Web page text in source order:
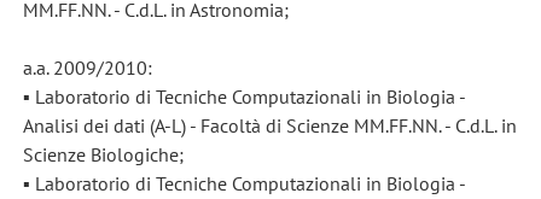
MM.FF.NN. - C.d.L. in Astronomia;
a.a. 2009/2010:
▪ Laboratorio di Tecniche Computazionali in Biologia -
Analisi dei dati (A-L) - Facoltà di Scienze MM.FF.NN. - C.d.L. in
Scienze Biologiche;
▪ Laboratorio di Tecniche Computazionali in Biologia -